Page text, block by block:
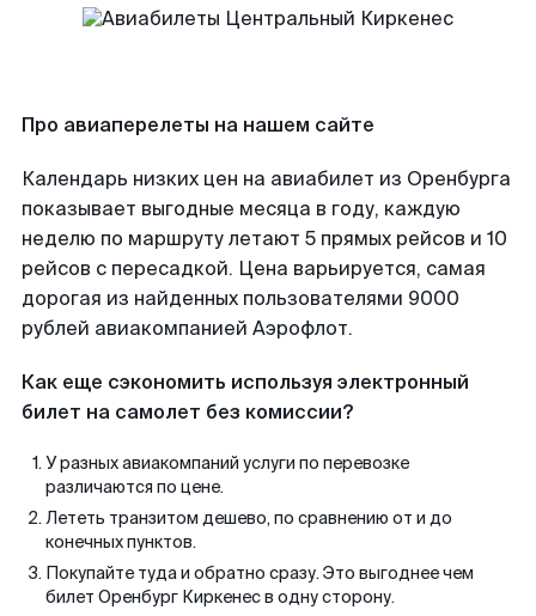
Про авиаперелеты на нашем сайте
Календарь низких цен на авиабилет из Оренбурга
показывает выгодные месяца в году, каждую
неделю по маршруту летают 5 прямых рейсов и 10
рейсов с пересадкой. Цена варьируется, самая
дорогая из найденных пользователями 9000
рублей авиакомпанией Аэрофлот.
Как еще сэкономить используя электронный
билет на самолет без комиссии?
У разных авиакомпаний услуги по перевозке
различаются по цене.
Лететь транзитом дешево, по сравнению от и до
конечных пунктов.
Покупайте туда и обратно сразу. Это выгоднее чем
билет Оренбург Киркенес в одну сторону.